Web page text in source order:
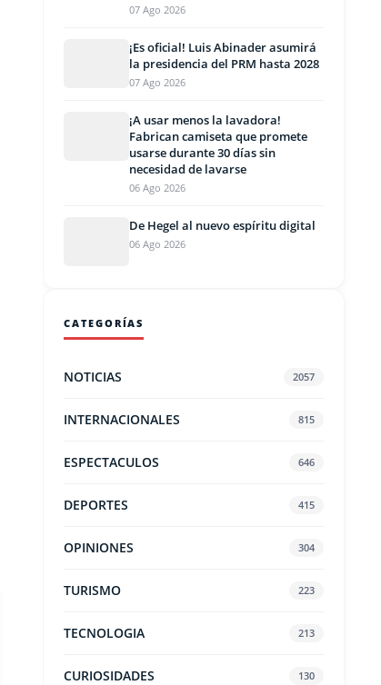
07 Ago 2026
¡Es oficial! Luis Abinader asumirá
la presidencia del PRM hasta 2028
07 Ago 2026
¡A usar menos la lavadora!
Fabrican camiseta que promete
usarse durante 30 días sin
necesidad de lavarse
06 Ago 2026
De Hegel al nuevo espíritu digital
06 Ago 2026
CATEGORÍAS
NOTICIAS 2057
INTERNACIONALES 815
ESPECTACULOS 646
DEPORTES 415
OPINIONES 304
TURISMO 223
TECNOLOGIA 213
CURIOSIDADES 130